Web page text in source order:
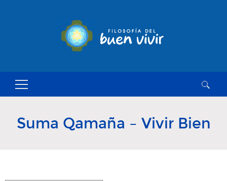
Buscar:
Suma Qamaña – Vivir Bien